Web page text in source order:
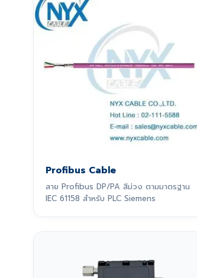
Profibus Cable
สาย Profibus DP/PA สีม่วง ตามมาตรฐาน
IEC 61158 สำหรับ PLC Siemens